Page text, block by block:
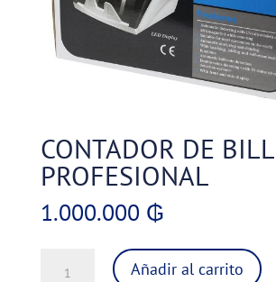
CONTADOR DE
PROFESIONAL
1.000.000 ₲
Añadir al carrito